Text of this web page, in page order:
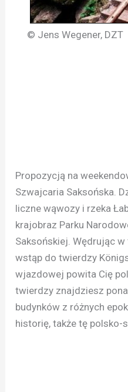
© Jens Wegener, DZT
Propozycją na
Szwajcaria Saksońska.
liczne wąwozy i rzeka
krajobraz Parku
Saksońskiej. Wędrując
wstąp do twierdzy
wjazdowej powita Cię
twierdzy znajdziesz
budynków z różnych
historię, także tę polsko-